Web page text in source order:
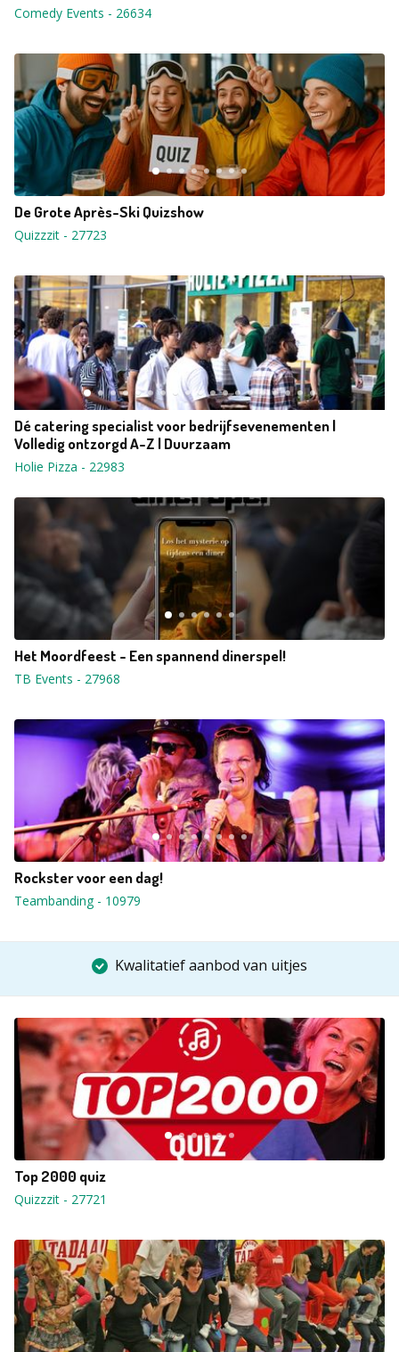
Comedy Events - 26634
De Grote Après-Ski Quizshow
Quizzzit - 27723
Dé catering specialist voor bedrijfsevenementen |
Volledig ontzorgd A-Z | Duurzaam
Holie Pizza - 22983
Het Moordfeest - Een spannend dinerspel!
TB Events - 27968
Rockster voor een dag!
Teambanding- 10979
Kwalitatief aanbod van uitjes
Top 2000 quiz
Quizzzit - 27721